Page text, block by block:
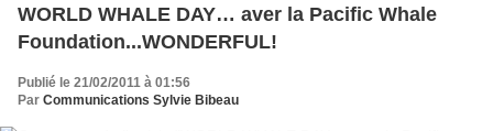
WORLD WHALE DAY… aver la Pacific Whale
Foundation...WONDERFUL!
Publié le 21/02/2011 à 01:56
Par Communications Sylvie Bibeau